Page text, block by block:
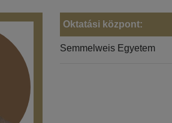
Oktatási központ:
Semmelweis Egyetem